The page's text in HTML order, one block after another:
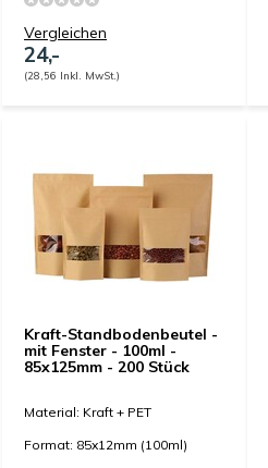
Vergleichen
24,-
(28,56 Inkl. MwSt.)
Kraft-Standbodenbeutel -
mit Fenster - 100ml -
85x125mm - 200 Stück
Material: Kraft + PET
Format: 85x12mm (100ml)